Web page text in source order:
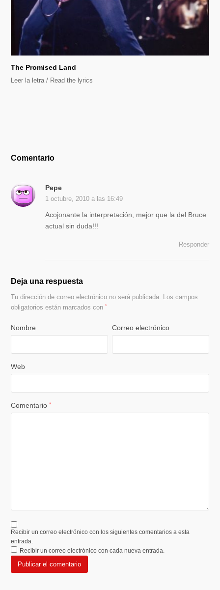
The Promised Land
Leer la letra / Read the lyrics
Comentario
Pepe
1 octubre, 2010 a las 16:49
Acojonante la interpretación, mejor que la del Bruce
actual sin duda!!!
Responder
Deja una respuesta
Tu dirección de correo electrónico no será publicada. Los campos
obligatorios están marcados con*
Nombre Correo electrónico
Web
Comentario*
Recibir un correo electrónico con los siguientes comentarios a esta
entrada.
Recibir un correo electrónico con cada nueva entrada.